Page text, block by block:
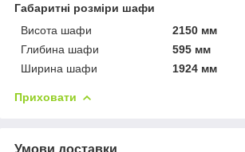
Габаритні розміри шафи
Висота шафи
2150 мм
Глибина шафи
595 мм
Ширина шафи
1924 мм
Приховати
Умови доставки